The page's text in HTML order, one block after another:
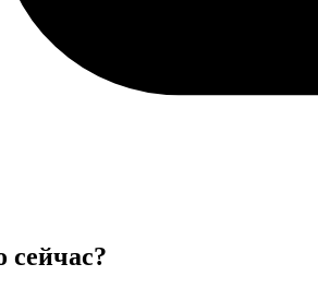
сейчас?